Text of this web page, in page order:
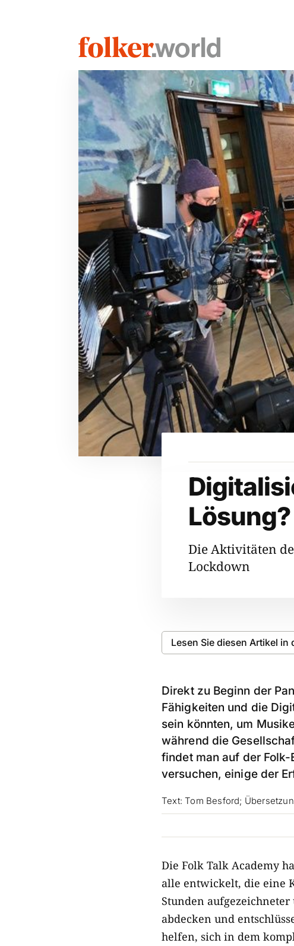
Lösung?
Die Aktivitäten
Lockdown
Lesen Sie diesen Artikel
Direkt zu Beginn der
Fähigkeiten und die
sein könnten, um
während die
findet man auf der
versuchen, einige der
Text: Tom Besford;
Die Folk Talk Academy
alle entwickelt, die eine
Stunden
abdecken und
helfen, sich in dem